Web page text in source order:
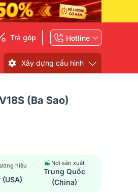
Trả góp Hotline
Xây dựng cấu hình
(Ba Sao)
hiệu
(USA)
Nơi sản xuất
Trung Quốc
(China)